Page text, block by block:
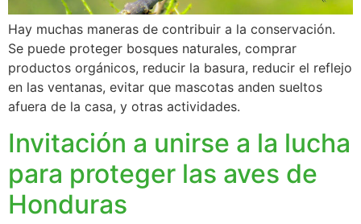
Hay muchas maneras de contribuir a la conservación.
Se puede proteger bosques naturales, comprar
productos orgánicos, reducir la basura, reducir el reflejo
en las ventanas, evitar que mascotas anden sueltos
afuera de la casa, y otras actividades.
Invitación a unirse a la lucha
para proteger las aves de
Honduras